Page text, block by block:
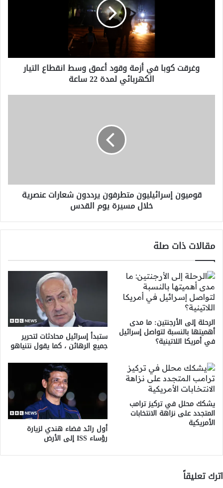
التيار
الكهربائي
ساعة
وغرقت كوبا في أزمة وقود أعمق وسط انقطاع التيار
الكهربائي لمدة 22 ساعة
يوم
القدسقوميون إسرائيليون متطرفون يرددون شعارات عنصرية
خلال مسيرة يوم القدس
مقالات ذات صلة
الرحلة إلى الأرجنتين: ما مدى
أهميتها بالنسبة لتواصل إسرائيل
في أمريكا اللاتينية؟ ستبدأ إسرائيل محادثات لتحرير
جميع الرهائن ، كما يقول نتنياهو
يشكك محلل في تركيز ترامب
المتجدد على نزاهة الانتخابات
الأمريكية أول رائد فضاء هندي لزيارة
رؤساء ISS إلى الأرض
اترك تعليقاً